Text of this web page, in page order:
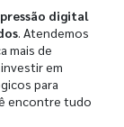
digital
. Atendemos
mais de
em
para
encontre tudo